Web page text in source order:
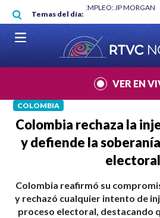
Pasar al contenido principal
Temas del día:
"HABLAR NO ES UN CRIMEN":
VER EN
COLOMBIA
Colombia rechaza la
y defiende la
electoral
Colombia reafirmó su
y rechazó cualquier intento de
proceso electoral, destacando